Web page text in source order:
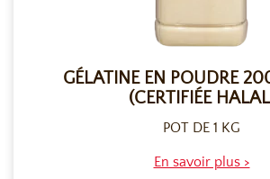
GÉLATINE EN POUDRE
(CERTIFIÉE
POT DE 1 KG
En savoir plus >